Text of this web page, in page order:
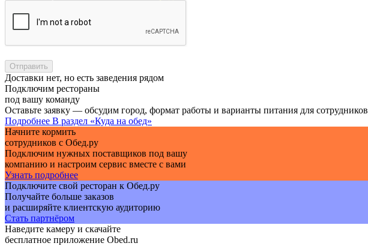
Отправить
Доставки нет, но есть заведения рядом
Подключим рестораны
под вашу команду
Оставьте заявку — обсудим город, формат работы и варианты питания для сотрудников
Подробнее В раздел «Куда на обед»
Начните кормить
сотрудников с Обед.ру
Подключим нужных поставщиков под вашу
компанию и настроим сервис вместе с вами
Узнать подробнее
Подключите свой ресторан к Обед.ру
Получайте больше заказов
и расширяйте клиентскую аудиторию
Стать партнёром
Наведите камеру и скачайте
бесплатное приложение Obed.ru